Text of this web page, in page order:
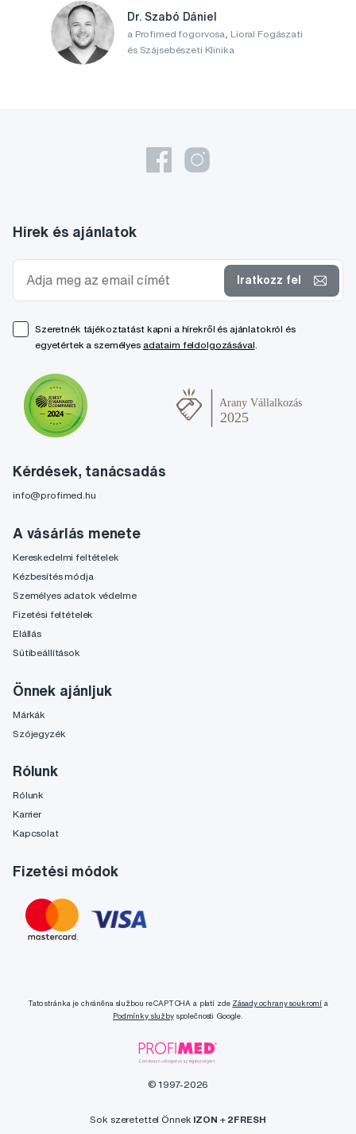
Dr. Szabó Dániel
a Profimed fogorvosa, Lioral Fogászati
és Szájsebészeti Klinika
Kérdések, tanácsadás
info@profimed.hu
A vásárlás menete
Kereskedelmi feltételek
Kézbesítés módja
Személyes adatok védelme
Fizetési feltételek
Elállás
Sütibeállítások
Önnek ajánljuk
Márkák
Szójegyzék
Rólunk
Rólunk
Karrier
Kapcsolat
Fizetési módok
Hírek és ajánlatok
Iratkozz fel
Szeretnék tájékoztatást kapni a hírekről és ajánlatokról és
egyetértek a személyes adataim feldolgozásával
Tato stránka je chráněna službou reCAPTCHA a platí zde Zásady ochrany soukromí a
Podmínky službyspolečnosti Google.
© 1997-2026
Sok szeretettel Önnek IZON + 2FRESH